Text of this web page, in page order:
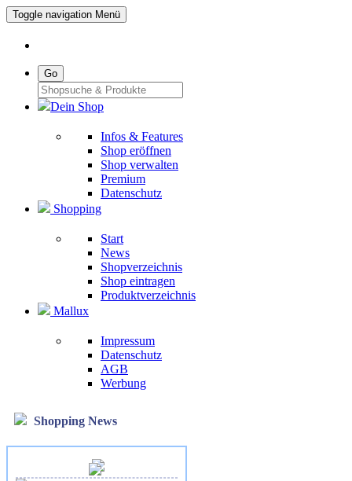
Toggle navigation Menü
Go
Dein Shop
Infos & Features
Shop eröffnen
Shop verwalten
Premium
Datenschutz
Shopping
Start
News
Shopverzeichnis
Shop eintragen
Produktverzeichnis
Mallux
Impressum
Datenschutz
AGB
Werbung
Shopping News